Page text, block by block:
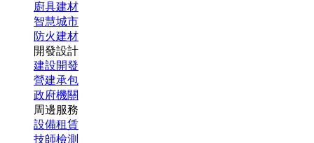
廚具建材
智慧城市
防火建材
開發設計
建設開發
營建承包
政府機關
周邊服務
設備租賃
技師檢測